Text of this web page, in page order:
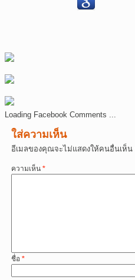
Loading Facebook Comments ...
ใส่ความเห็น
อีเมลของคุณจะไม่แสดงให้คนอื่นเห็น
ความเห็น *
ชื่อ *